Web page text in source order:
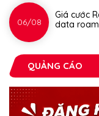
06/08
Giá cước
data
QUẢNG CÁO